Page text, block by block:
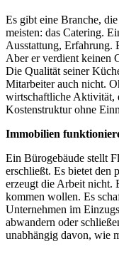
Es gibt eine Branche,
meisten: das Catering.
Ausstattung, Erfahrung.
Aber er verdient keinen
Die Qualität seiner
Mitarbeiter auch nicht.
wirtschaftliche Aktivität,
Kostenstruktur ohne
Immobilien
Ein Bürogebäude stellt
erschließt. Es bietet den
erzeugt die Arbeit nicht.
kommen wollen. Es
Unternehmen im
abwandern oder
unabhängig davon, wie